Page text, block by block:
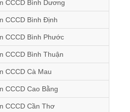
CCCD Bình Dương
CCCD Bình Định
CCCD Bình Phước
CCCD Bình Thuận
CCCD Cà Mau
CCCD Cao Bằng
CCCD Cần Thơ